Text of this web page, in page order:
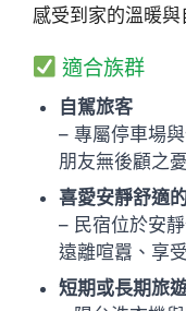
感受到家的溫暖與
適合族群
自駕旅客
– 專屬停車場
朋友無後顧之
喜愛安靜舒適
– 民宿位於安
遠離喧囂、享
短期或長期旅